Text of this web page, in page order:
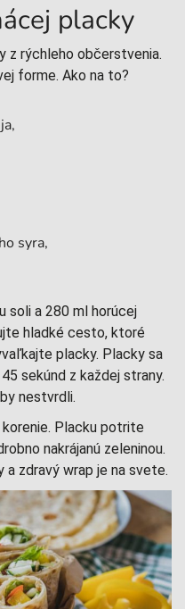
placky
z rýchleho občerstvenia.
forme. Ako na to?
syra,
soli a 280 ml horúcej
hladké cesto, ktoré
placky. Placky sa
sekúnd z každej strany.
nestvrdli.
Placku potrite
nakrájanú zeleninou.
zdravý wrap je na svete.